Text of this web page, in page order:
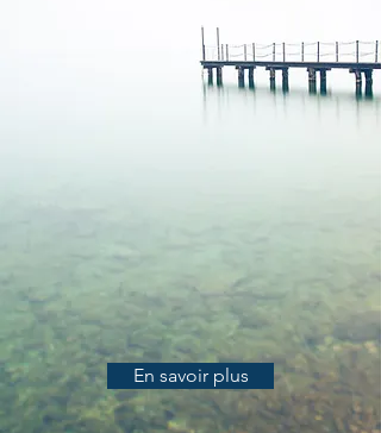
En savoir plus